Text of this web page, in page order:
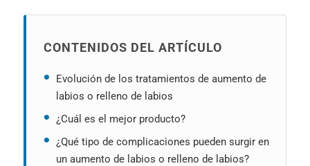
CONTENIDOS DEL ARTÍCULO
Evolución de los tratamientos de aumento de
labios o relleno de labios
¿Cuál es el mejor producto?
¿Qué tipo de complicaciones pueden surgir en
un aumento de labios o relleno de labios?